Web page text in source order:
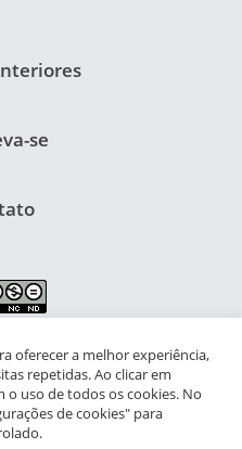
se
Pesquisa para a Infância e
- Campus da Praia Vermelha
oferecer a melhor experiência,
repetidas. Ao clicar em
o uso de todos os cookies. No
de cookies" para